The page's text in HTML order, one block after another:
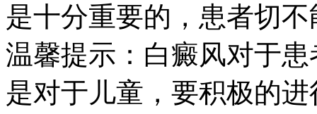
是十分重要的，患者切
温馨提示：白癜风对于
是对于儿童，要积极的